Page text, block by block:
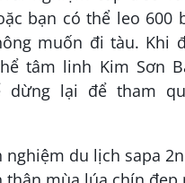
bạn có thể leo 600
muốn đi tàu. Khi
tâm linh Kim Sơn
dừng lại để tham